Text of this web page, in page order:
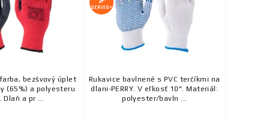
chrbte, s
...
a na predajni Rožnov
ks KÚPIŤ
10". Materiál:
0,60 €
ks KÚPIŤ
bezšvový úplet
(65%) a polyesteru
Dlaň a pr ...
SERVIS+
Rukavice bavlnené s PVC terčíkmi na
dlani-PERRY. V eľkosť 10". Materiál:
polyester/bavln ...